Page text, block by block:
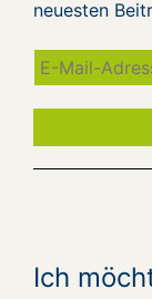
neuesten
Ich